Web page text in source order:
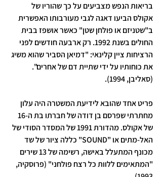
בריאות הנפש מצביעים על כך שהוריו של
אקולס הביעו דאגה לגבי מעורבותו האפשרית
ב"שטניזם או פולחן שטן" כאשר אושפז בבית
החולים בשנת 1992. רק ארבעה חודשים לפני
הרציחות ציין קלינאי: "דמיאן הסביר שהוא משיג
את כוחותיו על ידי שתיית דם של אחרים".
(סאליבן, 1994).
פריט אחד שהובא לידיעת המשטרה היה עלון
של אקולס. מהדורת 1991 של המסדר הסודי של
האל-מתים או "SOUND" כללה ציור של שד
מכונף המתעלל באישה, רשימה של 13 שירים
"המתאימים ללוות כל רצח פולחני" (פרוסקיה,